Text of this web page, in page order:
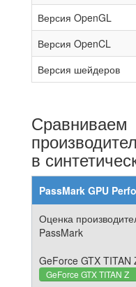
Версия OpenGL
Версия OpenCL
Версия шейдеров
Сравниваем
в
PassMark GPU
Оценка
PassMark
GeForce GTX TITAN
GeForce GTX TITAN Z